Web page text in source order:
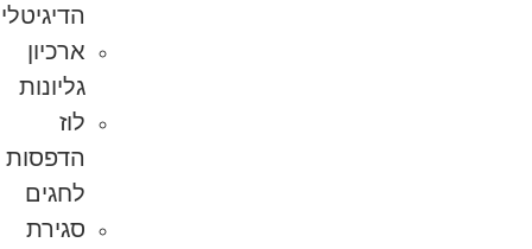
הדיגיטלי
ארכיון
גליונות
לוז
הדפסות
לחגים
סגירת